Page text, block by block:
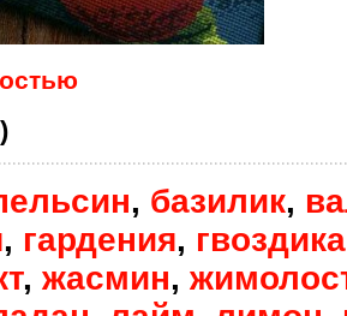
, базилик,
, гардения, гвоздика
, жасмин,